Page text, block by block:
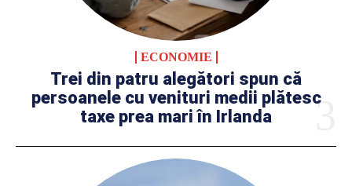
ECONOMIE
Trei din patru alegători spun că
persoanele cu venituri medii plătesc
taxe prea mari în Irlanda